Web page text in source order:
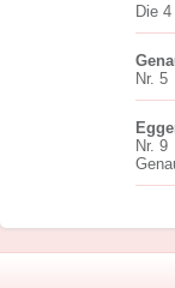
Die
Nr. 5
Nr. 9